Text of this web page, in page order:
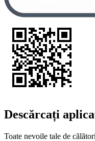
Descărcați
Toate nevoile tale de